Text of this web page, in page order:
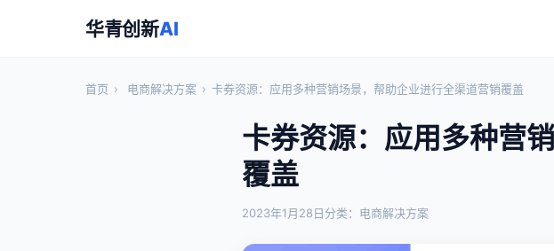
华青创新AI
首页 › 电商解决方案 › 卡券资源：应用多种营销场景，帮助企业进行全渠道营销覆盖
卡券资源：应用多种营
覆盖
2023年1月28日分类：电商解决方案